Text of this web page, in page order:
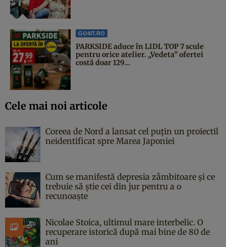
GO4IT.RO
PARKSIDE aduce în LIDL TOP 7 scule
pentru orice atelier. „Vedeta” ofertei
costă doar 129...
Cele mai noi articole
Coreea de Nord a lansat cel puțin un proiectil
neidentificat spre Marea Japoniei
Cum se manifestă depresia zâmbitoare și ce
trebuie să știe cei din jur pentru a o
recunoaște
Nicolae Stoica, ultimul mare interbelic. O
recuperare istorică după mai bine de 80 de
ani